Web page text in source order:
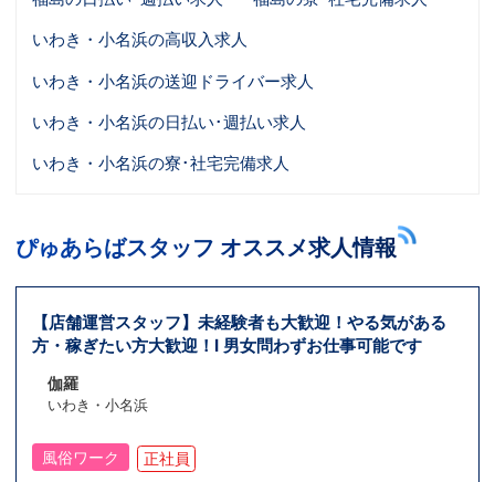
いわき・小名浜の高収入求人
いわき・小名浜の送迎ドライバー求人
いわき・小名浜の日払い･週払い求人
いわき・小名浜の寮･社宅完備求人
ぴゅあらばスタッフ オススメ求人情報
【店舗運営スタッフ】未経験者も大歓迎！やる気がある
方・稼ぎたい方大歓迎！l 男女問わずお仕事可能です
伽羅
いわき・小名浜
風俗ワーク 正社員